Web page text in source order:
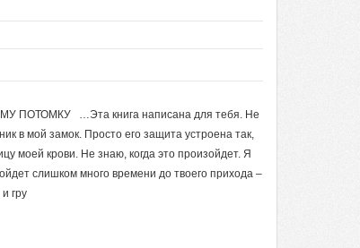
ПОТОМКУ …Эта книга написана для тебя. Не
в мой замок. Просто его защита устроена так,
моей крови. Не знаю, когда это произойдет. Я
слишком много времени до твоего прихода –
гру